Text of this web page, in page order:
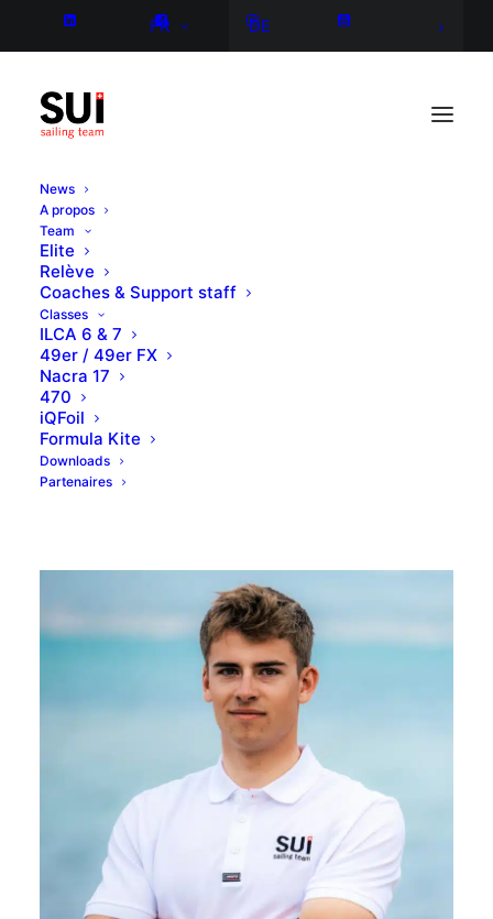
FR DE
News
A propos
Team
Elite
Relève
Coaches & Support staff
Classes
ILCA 6 & 7
49er / 49er FX
Nacra 17
470
iQFoil
Formula Kite
Downloads
Partenaires